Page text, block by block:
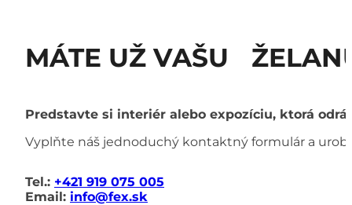
MÁTE UŽ VAŠU
Predstavte si interiér alebo expozíciu, ktorá
Vyplňte náš jednoduchý kontaktný formulár a
Tel.: +421 919 075 005
Email: info@fex.sk